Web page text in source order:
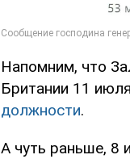
Напомним, что
Британии 11
должности.
А чуть раньше,